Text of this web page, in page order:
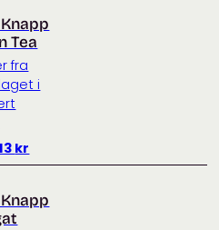
13 kr
Tea
fra
i
kr
10 kr
13 kr